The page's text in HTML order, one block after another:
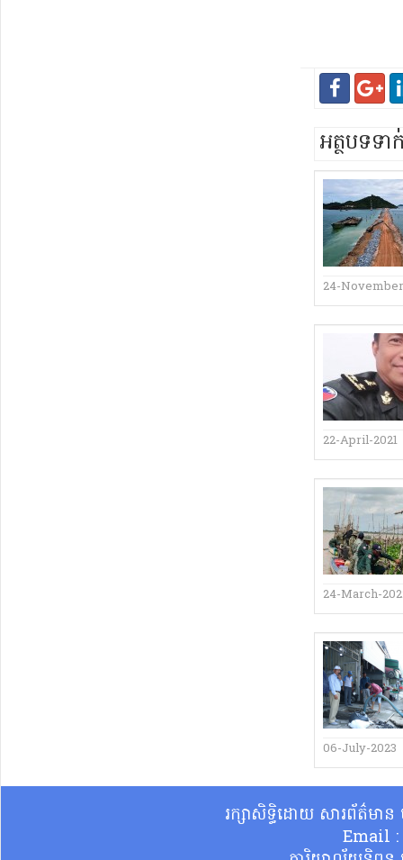
អត្ថបទទ
24-
22-April-2021
24-March-
06-July-2023
រក្សាសិទ្ធិដោយ សារព័ត៌មា
Email